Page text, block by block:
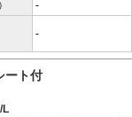
-
-
ート付
L